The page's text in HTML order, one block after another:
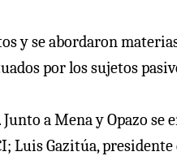
y se abordaron
por los sujetos
a Mena y Opazo
Luis Gazitúa,